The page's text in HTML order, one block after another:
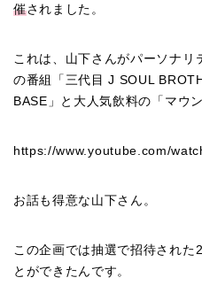
催されました。
これは、山下さんがパーソナリ
の番組「三代目 J SOUL
BASE」と大人気飲料の「マウ
https://www.youtube.com/
お話も得意な山下さん。
この企画では抽選で招待された
とができたんです。